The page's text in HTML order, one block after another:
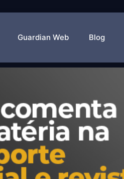
Guardian Web Blog
O Carreteiro